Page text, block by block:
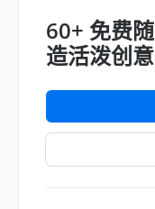
60+ 免费
造活泼创